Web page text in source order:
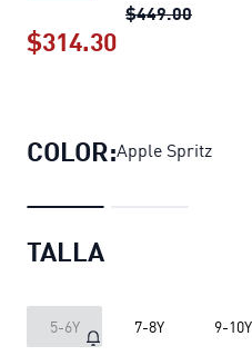
$449.00
$314.30
COLOR:Apple Spritz
TALLA
5-6Y 7-8Y 9-10Y